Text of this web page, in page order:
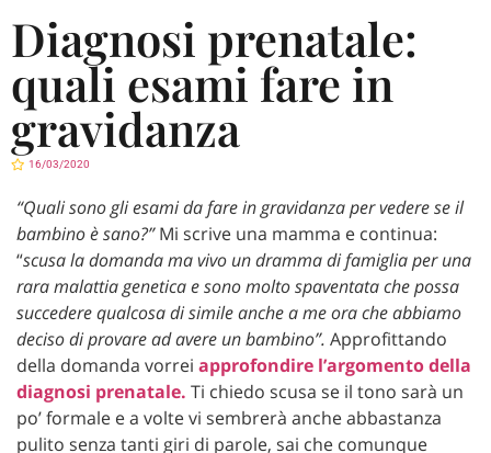
Diagnosi prenatale:
quali esami fare in
gravidanza
16/03/2020
“Quali sono gli esami da fare in gravidanza per vedere se il
bambino è sano?”Mi scrive una mamma e continua:
“scusa la domanda ma vivo un dramma di famiglia per una
rara malattia genetica e sono molto spaventata che possa
succedere qualcosa di simile anche a me ora che abbiamo
deciso di provare ad avere un bambino”. Approfittando
della domanda vorrei approfondire l’argomento della
diagnosi prenatale. Ti chiedo scusa se il tono sarà un
po’ formale e a volte vi sembrerà anche abbastanza
pulito senza tanti giri di parole, sai che comunque